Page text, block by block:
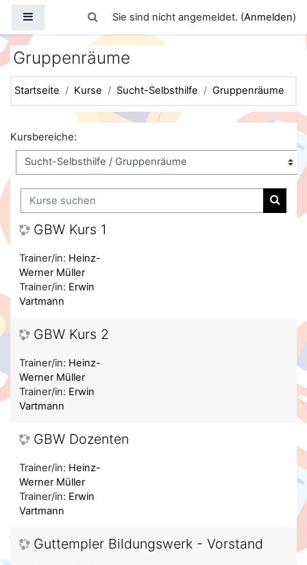
Website-ÜbersichtSucheingabe umschalten
Sie sind nicht angemeldet. (Anmelden)
Gruppenräume
Startseite Kurse Sucht-Selbsthilfe Gruppenräume
Kursbereiche:
Kurse suchen
Kurse
GBW Kurs 1
Trainer/in: Heinz-
Werner Müller
Trainer/in: Erwin
Vartmann
GBW Kurs 2
Trainer/in: Heinz-
Werner Müller
Trainer/in: Erwin
Vartmann
GBW Dozenten
Trainer/in: Heinz-
Werner Müller
Trainer/in: Erwin
Vartmann
Guttempler Bildungswerk - Vorstand